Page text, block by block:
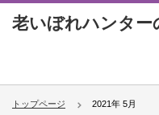
トップページ 2021年 5月